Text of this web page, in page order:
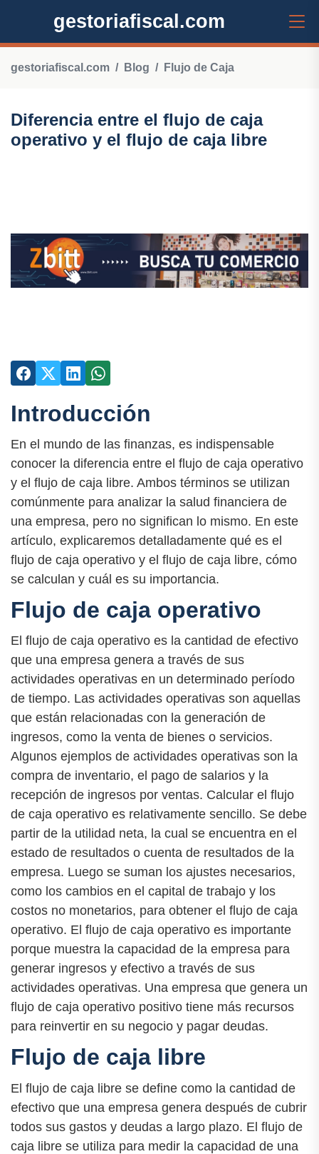
gestoriafiscal.com
gestoriafiscal.com Blog Flujo de Caja
Diferencia entre el flujo de caja
operativo y el flujo de caja libre
Introducción
En el mundo de las finanzas, es indispensable
conocer la diferencia entre el flujo de caja operativo
y el flujo de caja libre. Ambos términos se utilizan
comúnmente para analizar la salud financiera de
una empresa, pero no significan lo mismo. En este
artículo, explicaremos detalladamente qué es el
flujo de caja operativo y el flujo de caja libre, cómo
se calculan y cuál es su importancia.
Flujo de caja operativo
El flujo de caja operativo es la cantidad de efectivo
que una empresa genera a través de sus
actividades operativas en un determinado período
de tiempo. Las actividades operativas son aquellas
que están relacionadas con la generación de
ingresos, como la venta de bienes o servicios.
Algunos ejemplos de actividades operativas son la
compra de inventario, el pago de salarios y la
recepción de ingresos por ventas. Calcular el flujo
de caja operativo es relativamente sencillo. Se debe
partir de la utilidad neta, la cual se encuentra en el
estado de resultados o cuenta de resultados de la
empresa. Luego se suman los ajustes necesarios,
como los cambios en el capital de trabajo y los
costos no monetarios, para obtener el flujo de caja
operativo. El flujo de caja operativo es importante
porque muestra la capacidad de la empresa para
generar ingresos y efectivo a través de sus
actividades operativas. Una empresa que genera un
flujo de caja operativo positivo tiene más recursos
para reinvertir en su negocio y pagar deudas.
Flujo de caja libre
El flujo de caja libre se define como la cantidad de
efectivo que una empresa genera después de cubrir
todos sus gastos y deudas a largo plazo. El flujo de
caja libre se utiliza para medir la capacidad de una